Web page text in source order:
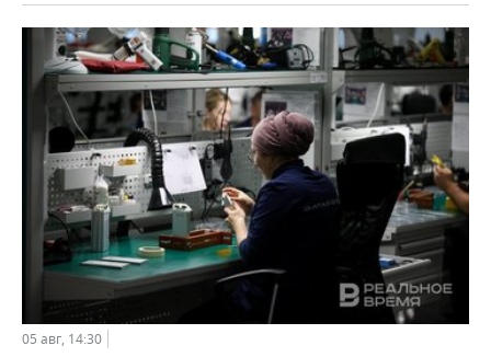
05 авг, 14:30